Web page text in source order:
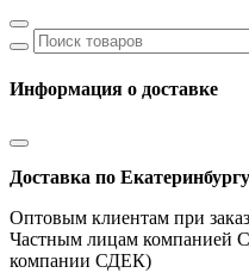
Информация о доставке
Доставка по Екатеринбургу
Оптовым клиентам при
Частным лицам компанией
компании СДЕК)